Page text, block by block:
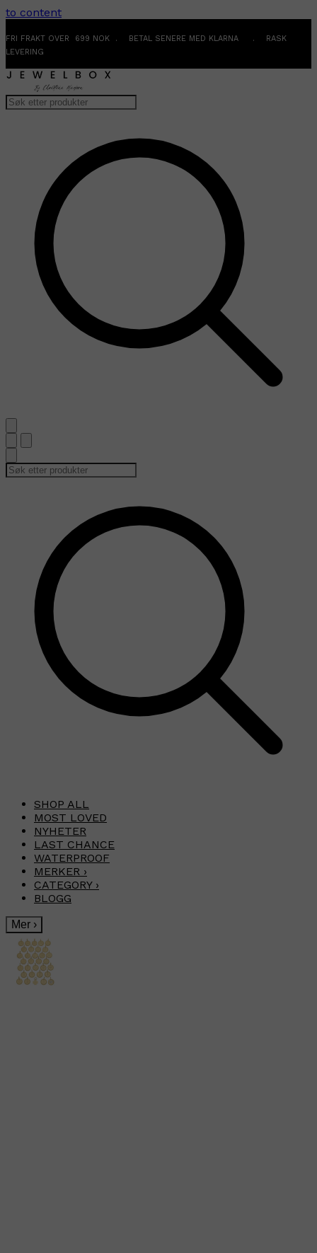
to content
FRI FRAKT OVER 699 NOK . BETAL SENERE MED KLARNA . RASK
LEVERING
SHOP ALL
MOST LOVED
NYHETER
LAST CHANCE
WATERPROOF
MERKER ›
CATEGORY ›
BLOGG
Mer ›